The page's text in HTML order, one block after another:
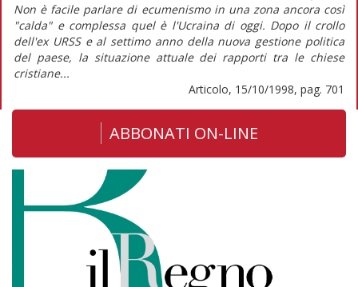
Non è facile parlare di ecumenismo in una zona ancora così
"calda" e complessa quel è l'Ucraina di oggi. Dopo il crollo
dell'ex URSS e al settimo anno della nuova gestione politica
del paese, la situazione attuale dei rapporti tra le chiese
cristiane...
Articolo, 15/10/1998, pag. 701
ABBONATI ON-LINE